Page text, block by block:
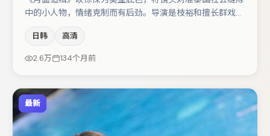
中的小人物，情绪克制而有后劲。导演是枝裕和擅长群戏与
裴斗娜的对手戏构成全片情感锚点，周迅则以细节塑造推动
谜题层层揭开。节奏紧凑、反转有度，值得列入片单。
日韩 高清
2.6万 134个月前
最新